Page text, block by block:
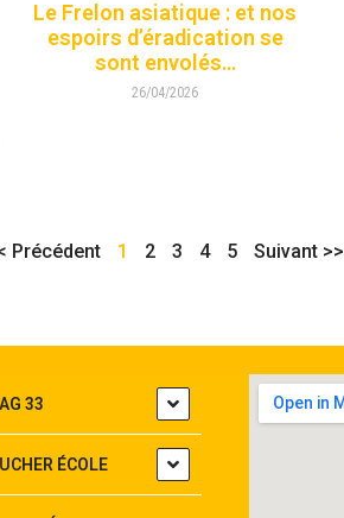
Le Frelon asiatique : et nos
espoirs d’éradication se
sont envolés…
26/04/2026
Précédent 1 2 3 4 5 Suivant >>
33
ÉCOLE